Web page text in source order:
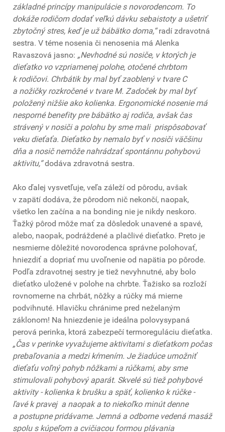
základné princípy manipulácie s novorodencom. To
dokáže rodičom dodať veľkú dávku sebaistoty a ušetriť
zbytočný stres, keď je už bábätko doma,“radí zdravotná
sestra. V téme nosenia či nenosenia má Alenka
Ravaszová jasno: „Nevhodné sú nosiče, v ktorých je
dieťatko vo vzpriamenej polohe, otočené chrbtom
k rodičovi. Chrbátik by mal byť zaoblený v tvare C
a nožičky rozkročené v tvare M. Zadoček by mal byť
položený nižšie ako kolienka. Ergonomické nosenie má
nesporné benefity pre bábätko aj rodiča, avšak čas
strávený v nosiči a polohu by sme mali prispôsobovať
veku dieťaťa. Dieťatko by nemalo byť v nosiči väčšinu
dňa a nosič nemôže nahrádzať spontánnu pohybovú
aktivitu,“dodáva zdravotná sestra.
Ako ďalej vysvetľuje, veľa záleží od pôrodu, avšak
v zapätí dodáva, že pôrodom nič nekončí, naopak,
všetko len začína a na bonding nie je nikdy neskoro.
Ťažký pôrod môže mať za dôsledok unavené a spavé,
alebo, naopak, podráždené a plačlivé dieťatko. Preto je
nesmierne dôležité novorodenca správne polohovať,
hniezdiť a dopriať mu uvoľnenie od napätia po pôrode.
Podľa zdravotnej sestry je tiež nevyhnutné, aby bolo
dieťatko uložené v polohe na chrbte. Ťažisko sa rozloží
rovnomerne na chrbát, nôžky a rúčky má mierne
podvihnuté. Hlavičku chránime pred neželaným
záklonom! Na hniezdenie je ideálna polovysypaná
perová perinka, ktorá zabezpečí termoreguláciu dieťatka.
„Čas v perinke vyvažujeme aktivitami s dieťatkom počas
prebaľovania a medzi kŕmením. Je žiadúce umožniť
dieťaťu voľný pohyb nôžkami a rúčkami, aby sme
stimulovali pohybový aparát. Skvelé sú tiež pohybové
aktivity - kolienka k brušku a späť, kolienko k rúčke -
ľavé k pravej a naopak a to niekoľko minút denne
a postupne pridávame. Jemná a odborne vedená masáž
spolu s kúpeľom a cvičiacou formou plávania